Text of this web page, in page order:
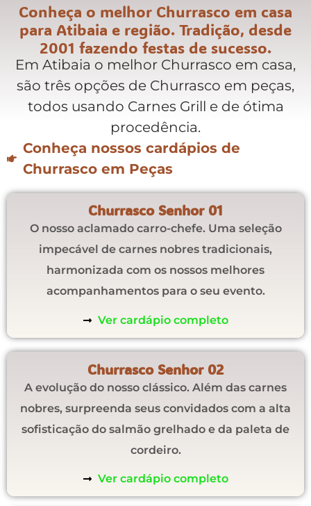
Conheça o melhor Churrasco em casa
para Atibaia e região. Tradição, desde
2001 fazendo festas de sucesso.
Em Atibaia o melhor Churrasco em casa,
são três opções de Churrasco em peças,
todos usando Carnes Grill e de ótima
procedência.
Conheça nossos cardápios de
Churrasco em Peças
Churrasco Senhor 01
O nosso aclamado carro-chefe. Uma seleção
impecável de carnes nobres tradicionais,
harmonizada com os nossos melhores
acompanhamentos para o seu evento.
Ver cardápio completo
Churrasco Senhor 02
A evolução do nosso clássico. Além das carnes
nobres, surpreenda seus convidados com a alta
sofisticação do salmão grelhado e da paleta de
cordeiro.
Ver cardápio completo